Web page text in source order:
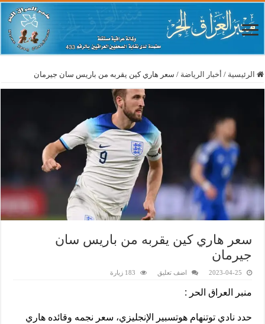
الرئيسية / أخبار الرياضة / سعر هاري كين يقربه من باريس سان جيرمان
سعر هاري كين يقربه من باريس سان
جيرمان
2023-04-25 اضف تعليق 183 زيارة
منبر العراق الحر :
حدد نادي توتنهام هوتسبير الإنجليزي، سعر نجمه وقائده هاري